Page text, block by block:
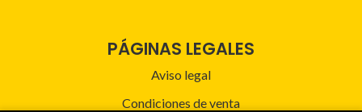
PÁGINAS LEGALES
Aviso legal
Condiciones de venta